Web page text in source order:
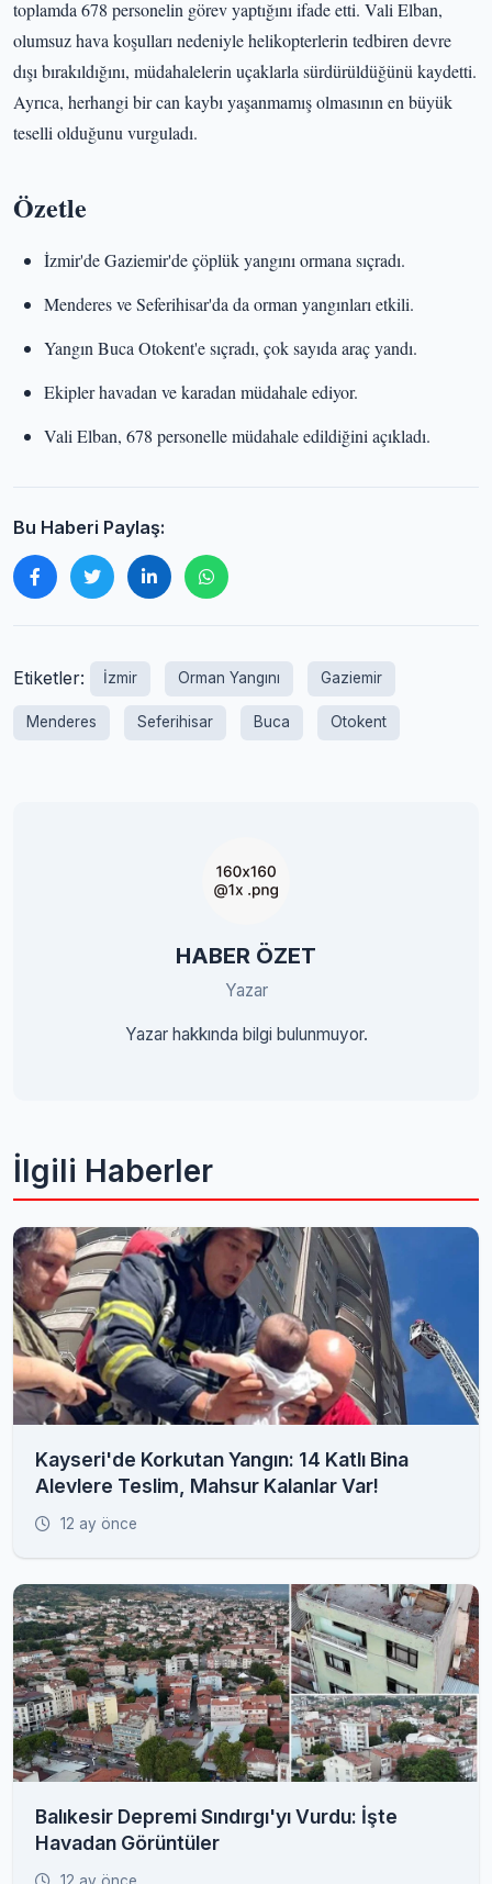
toplamda 678 personelin görev yaptığını ifade etti. Vali Elban,
olumsuz hava koşulları nedeniyle helikopterlerin tedbiren devre
dışı bırakıldığını, müdahalelerin uçaklarla sürdürüldüğünü kaydetti.
Ayrıca, herhangi bir can kaybı yaşanmamış olmasının en büyük
teselli olduğunu vurguladı.
Özetle
İzmir'de Gaziemir'de çöplük yangını ormana sıçradı.
Menderes ve Seferihisar'da da orman yangınları etkili.
Yangın Buca Otokent'e sıçradı, çok sayıda araç yandı.
Ekipler havadan ve karadan müdahale ediyor.
Vali Elban, 678 personelle müdahale edildiğini açıkladı.
Bu Haberi Paylaş:
Etiketler: İzmir Orman Yangını Gaziemir
Menderes Seferihisar Buca Otokent
HABER ÖZET
Yazar
Yazar hakkında bilgi bulunmuyor.
İlgili Haberler
Kayseri'de Korkutan Yangın: 14 Katlı Bina
Alevlere Teslim, Mahsur Kalanlar Var!
12 ay önce
Balıkesir Depremi Sındırgı'yı Vurdu: İşte
Havadan Görüntüler